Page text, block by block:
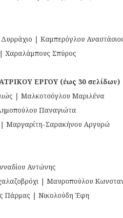
| Καμπερόγλου
Χαραλάμπους Σπύρος
ΕΡΓΟΥ (έως 30 σελίδων)
| Μαλκοτσόγλου Μαριλένα
Παναγιώτα
Μαργαρίτη-Σαρακήνου Αργυρώ
Αντώνης
| Μαυροπούλου
Πάρμας | Νικολούδη Έφη